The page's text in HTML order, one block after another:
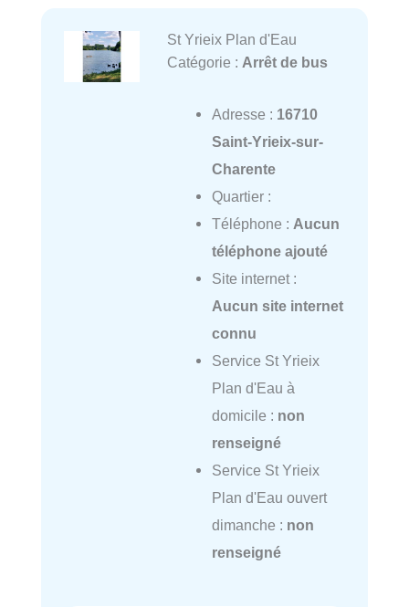
St Yrieix Plan d'Eau
Catégorie : Arrêt de bus
Adresse : 16710
Saint-Yrieix-sur-
Charente
Quartier :
Téléphone : Aucun
téléphone ajouté
Site internet :
Aucun site internet
connu
Service St Yrieix
Plan d'Eau à
domicile : non
renseigné
Service St Yrieix
Plan d'Eau ouvert
dimanche : non
renseigné